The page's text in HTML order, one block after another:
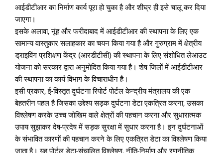
आईडीटीआर का निर्माण कार्य पूरा हो चुका है और शीघ्र ही इसे चालू कर दिया
जाएगा।
इसके अलावा, नूंह और फरीदाबाद में आईडीटीआर की स्थापना के लिए एक
सामान्य वास्तुकार सलाहकार का चयन किया गया है और गुरुग्राम में क्षेत्रीय
ड्राइविंग प्रशिक्षण केंद्र (आरडीटीसी) की स्थापना के लिए संशोधित लेआउट
योजना को सरकार द्वारा अनुमोदित किया गया है। शेष जिलों में आईडीटीआर
की स्थापना का कार्य विभाग के विचाराधीन है।
इसी प्रकार, ई-विस्तृत दुर्घटना रिपोर्ट पोर्टल केन्द्रीय मंत्रालय की एक
बेहतरीन पहल है जिसका उद्देश्य सड़क दुर्घटना डेटा एकत्रित करना, उसका
विश्लेषण करके उच्च जोखिम वाले क्षेत्रों की पहचान करना और सुधारात्मक
उपाय सुझाकर देष-प्रदेष में सड़क सुरक्षा में सुधार करना है। इन दुर्घटनाओं
के संभावित कारणों की पहचान करने के लिए एकत्रित डेटा का विश्लेषण किया
जाता है। यह पोर्टल डेटा-संचालित विश्लेषण, नीति-निर्माण और रणनीतिक